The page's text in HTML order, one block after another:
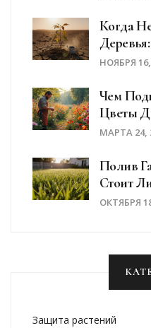
Когда
НОЯБРЯ
Чем
Цветы
МАРТА 24,
Полив
Стоит
ОКТЯБРЯ
Защита растений